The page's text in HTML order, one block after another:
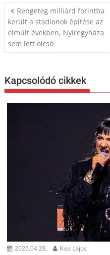
Bejegyzés
navigáció
Rengeteg milliárd forintba
került a stadionok építése az
elmúlt években, Nyíregyháza
sem lett olcsó
Kapcsolódó cikkek
2026.04.28. Kiss Lajos